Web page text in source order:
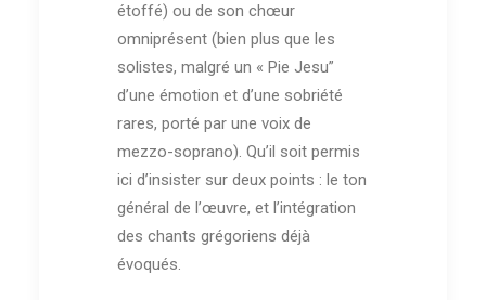
étoffé) ou de son chœur
omniprésent (bien plus que les
solistes, malgré un « Pie Jesu”
d’une émotion et d’une sobriété
rares, porté par une voix de
mezzo-soprano). Qu’il soit permis
ici d’insister sur deux points : le ton
général de l’œuvre, et l’intégration
des chants grégoriens déjà
évoqués.